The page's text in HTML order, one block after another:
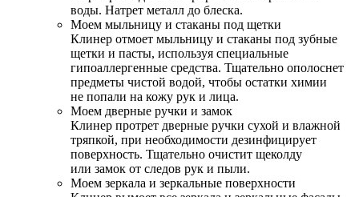
воды. Натрет металл до блеска.
Моем мыльницу и стаканы под щетки
Клинер отмоет мыльницу и стаканы под зубные
щетки и пасты, используя специальные
гипоаллергенные средства. Тщательно ополоснет
предметы чистой водой, чтобы остатки химии
не попали на кожу рук и лица.
Моем дверные ручки и замок
Клинер протрет дверные ручки сухой и влажной
тряпкой, при необходимости дезинфицирует
поверхность. Тщательно очистит щеколду
или замок от следов рук и пыли.
Моем зеркала и зеркальные поверхности